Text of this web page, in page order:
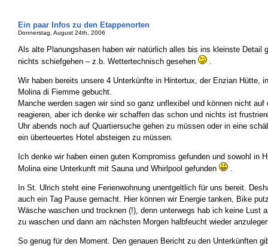
Ein paar Infos zu den Etappenorten
Donnerstag, August 24th, 2006
Als alte Planungshasen haben wir natürlich alles bis ins kleinste Detail
nichts schiefgehen – z.b. Wettertechnisch gesehen
.
Wir haben bereits unsere 4 Unterkünfte in Hintertux, der Enzian Hütte,
Molina di Fiemme gebucht.
Manche werden sagen wir sind so ganz unflexibel und können nicht auf
reagieren, aber ich denke wir schaffen das schon und nichts ist
Uhr abends noch auf Quartiersuche gehen zu müssen oder in eine
ein überteuertes Hotel absteigen zu müssen.
Ich denke wir haben einen guten Kompromiss gefunden und sowohl in
Molina eine Unterkunft mit Sauna und Whirlpool gefunden
.
In St. Ulrich steht eine Ferienwohnung unentgeltlich für uns bereit.
auch ein Tag Pause gemacht. Hier können wir Energie tanken, Bike
Wäsche waschen und trocknen (!), denn unterwegs hab ich keine Lust
zu waschen und dann am nächsten Morgen halbfeucht wieder
So genug für den Moment. Den genauen Bericht zu den Unterkünften